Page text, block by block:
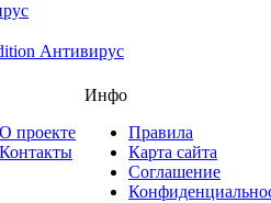
Антивирус
О проекте
Контакты
Инфо
Правила
Карта сайта
Соглашение